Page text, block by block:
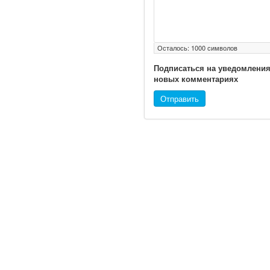
Осталось: 1000символов
Подписаться на
новых комментариях
Отправить